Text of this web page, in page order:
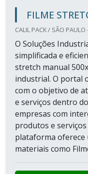
FILME
CALIL PACK / SÃO PAULO
O Soluções
simplificada e
stretch manual
industrial. O portal
com o objetivo de
e serviços dentro
empresas com
produtos e
plataforma oferece
materiais como